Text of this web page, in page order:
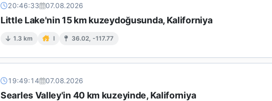
20:46:33 07.08.2026
Little Lake'nin 15 km kuzeydoğusunda, Kaliforniya
1.3 km I 36.02, -117.77
19:49:14 07.08.2026
Searles Valley'in 40 km kuzeyinde, Kaliforniya